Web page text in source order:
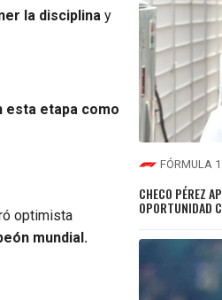
la disciplina y
esta etapa como
optimista
mundial.
FÓRMULA 1
CHECO PÉREZ
OPORTUNIDAD